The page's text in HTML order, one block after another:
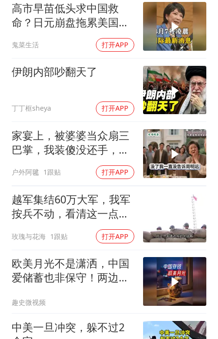
白海豚将正面袭击贯穿浙江
酒店回应车内过夜被收150元
乐享全民健身 共筑健康中国
高市早苗低头求中国救
命？日元崩盘拖累美国下
水！川普也坐不住了
鬼菜生活 打开APP
伊朗内部吵翻天了
丁丁框sheya 打开APP
家宴上，被婆婆当众扇三
巴掌，我装傻没还手，悄
悄卖别墅搬家，8天后丈
夫全家10人被新户主请出
家门
户外阿毽 1跟贴 打开APP
越军集结60万大军，我军
按兵不动，看清这一点便
玫瑰与花海 1跟贴 打开APP
欧美月光不是潇洒，中国
爱储蓄也非保守！两边究
趣史微视频
中美一旦冲突，躲不过2